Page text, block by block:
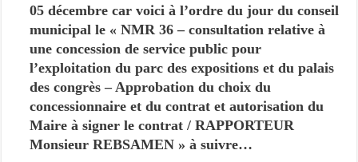
05 décembre car voici à l’ordre du jour du conseil
municipal le « NMR 36 – consultation relative à
une concession de service public pour
l’exploitation du parc des expositions et du palais
des congrès – Approbation du choix du
concessionnaire et du contrat et autorisation du
Maire à signer le contrat / RAPPORTEUR
Monsieur REBSAMEN » à suivre…